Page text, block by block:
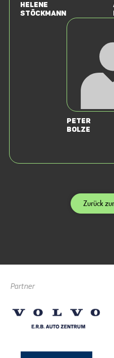
Helene
Stöckmann
Peter
Bolze
Zurück
Partner